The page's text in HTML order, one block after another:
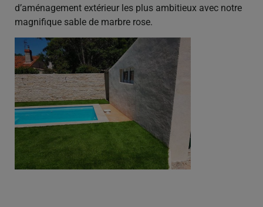
d’aménagement extérieur les plus ambitieux avec notre
magnifique sable de marbre rose.